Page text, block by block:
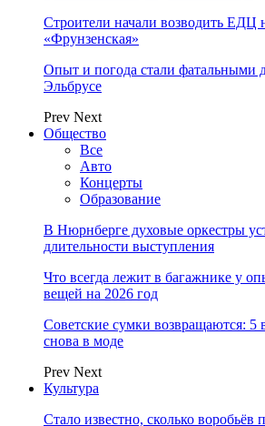
Строители начали возводить ЕДЦ
«Фрунзенская»
Опыт и погода стали фатальными
Эльбрусе
Prev Next
Общество
Все
Авто
Концерты
Образование
В Нюрнберге духовые оркестры
длительности выступления
Что всегда лежит в багажнике у
вещей на 2026 год
Советские сумки возвращаются:
снова в моде
Prev Next
Культура
Стало известно, сколько воробьёв